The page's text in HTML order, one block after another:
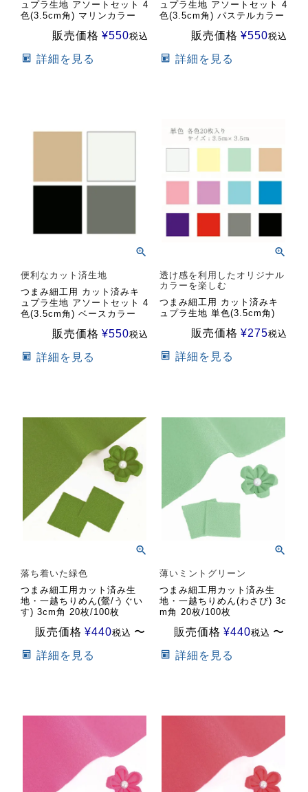
ュプラ生地 アソートセット 4
色(3.5cm角) マリンカラー
販売価格 ¥550税込
詳細を見る
ュプラ生地 アソートセット 4
色(3.5cm角) パステルカラー
販売価格 ¥550税込
詳細を見る
便利なカット済生地
つまみ細工用 カット済みキ
ュプラ生地 アソートセット 4
色(3.5cm角) ベースカラー
販売価格 ¥550税込
詳細を見る
透け感を利用したオリジナル
カラーを楽しむ
つまみ細工用 カット済みキ
ュプラ生地 単色(3.5cm角)
販売価格 ¥275税込
詳細を見る
落ち着いた緑色
つまみ細工用カット済み生
地・一越ちりめん(鶯/うぐい
す) 3cm角 20枚/100枚
販売価格 ¥440税込 〜
詳細を見る
薄いミントグリーン
つまみ細工用カット済み生
地・一越ちりめん(わさび) 3c
m角 20枚/100枚
販売価格 ¥440税込 〜
詳細を見る